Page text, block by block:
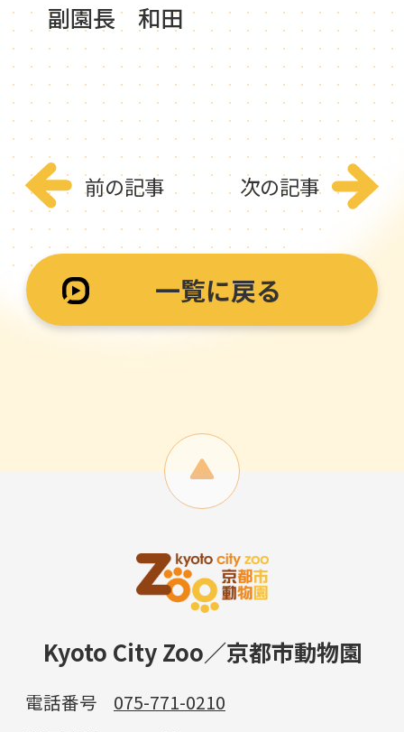
副園長 和田
前の記事
一覧に戻る
次の記事
Kyoto City Zoo／京都市動物園
電話番号
075-771-0210